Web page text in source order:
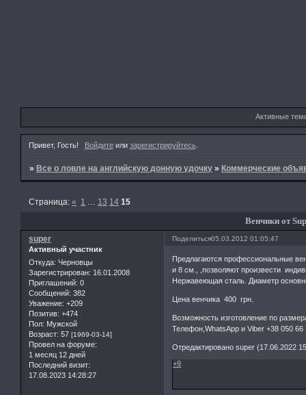
Активные
Привет, Гость! Войдитеили зарегистрируйтесь.
»Все о ловле на английскую донную удочку »Коммерческие
Венчики от
Страница:« 1 … 13 14 15
Поделиться05.03.2012 01:05:47
super
Активный участник
Откуда: Черновцы
Зарегистрирован: 16.01.2008
Приглашений: 0
Сообщений: 382
Уважение: +209
Позитив: +474
Пол: Мужской
Возраст: 57 [1969-03-14]
Провел на форуме:
1 месяц 12 дней
Последний визит:
17.08.2023 14:28:27
Предлагаются профессиональные
и 8 см., ,позволяют произвести
Нержавеющая сталь. Диаметр
Цена венчика 400 грн.
Возможность изготовление по
Телефон,WhatsApp и Viber +38 050 66
Отредактировано super (17.06.2022
+9